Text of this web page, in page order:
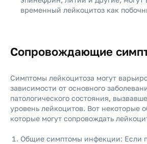
временный лейкоцитоз как
Сопровождающие
Симптомы лейкоцитоза могут
зависимости от основного
патологического состояния,
уровень лейкоцитов. Вот некоторые
которые могут сопровождать
Общие симптомы инфекции: Если